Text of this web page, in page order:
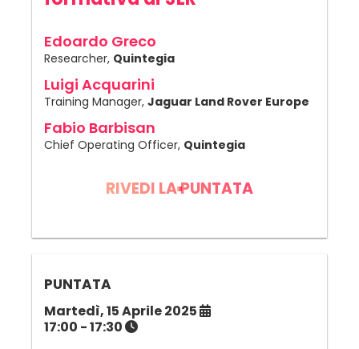
Edoardo Greco
Researcher, Quintegia
Luigi Acquarini
Training Manager, Jaguar Land Rover Europe
Fabio Barbisan
Chief Operating Officer, Quintegia
RIVEDI LA PUNTATA
PUNTATA
Martedì, 15 Aprile 2025
17:00 - 17:30